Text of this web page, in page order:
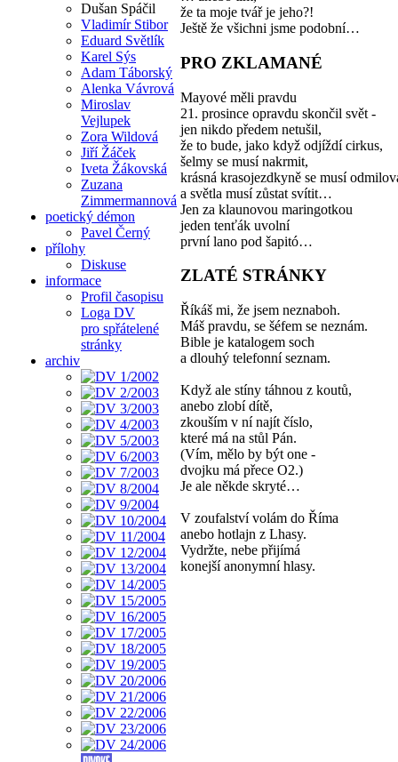
Dušan Spáčil
Vladimír Stibor
Eduard Světlík
Karel Sýs
Adam Táborský
Alenka Vávrová
Miroslav
Vejlupek
Zora Wildová
Jiří Žáček
Iveta Žákovská
Zuzana
Zimmermannová
poetický démon
Pavel Černý
přílohy
Diskuse
informace
Profil časopisu
Loga DV
pro spřátelené
stránky
archiv
že ta moje tvář je jeho?!
Ještě že všichni jsme podobní…
PRO ZKLAMANÉ
Mayové měli pravdu
21. prosince opravdu skončil svět -
jen nikdo předem netušil,
že to bude, jako když odjíždí cirkus,
šelmy se musí nakrmit,
krásná krasojezdkyně se musí
a světla musí zůstat svítit…
Jen za klaunovou maringotkou
jeden tenťák uvolní
první lano pod šapitó…
ZLATÉ STRÁNKY
Říkáš mi, že jsem neznaboh.
Máš pravdu, se šéfem se neznám.
Bible je katalogem soch
a dlouhý telefonní seznam.
Když ale stíny táhnou z koutů,
anebo zlobí dítě,
zkouším v ní najít číslo,
které má na stůl Pán.
(Vím, mělo by být one -
dvojku má přece O2.)
Je ale někde skryté…
V zoufalství volám do Říma
anebo hotlajn z Lhasy.
Vydržte, nebe přijímá
konejší anonymní hlasy.